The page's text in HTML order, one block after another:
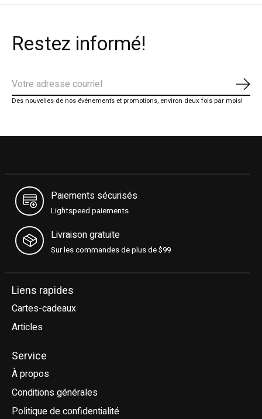
Restez informé!
Des nouvelles de nos événements et promotions, environ deux fois par mois!
Paiements sécurisés
Lightspeed paiements
Livraison gratuite
Sur les commandes de plus de $99
Liens rapides
Cartes-cadeaux
Articles
Service
À propos
Conditions générales
Politique de confidentialité